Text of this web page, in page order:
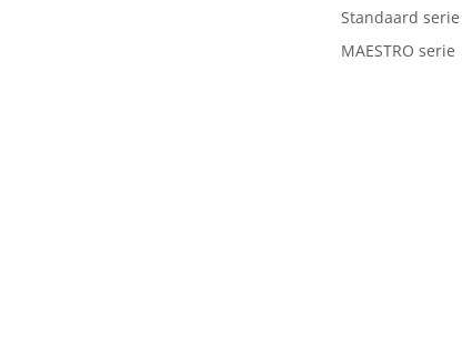
Standaard serie
MAESTRO serie